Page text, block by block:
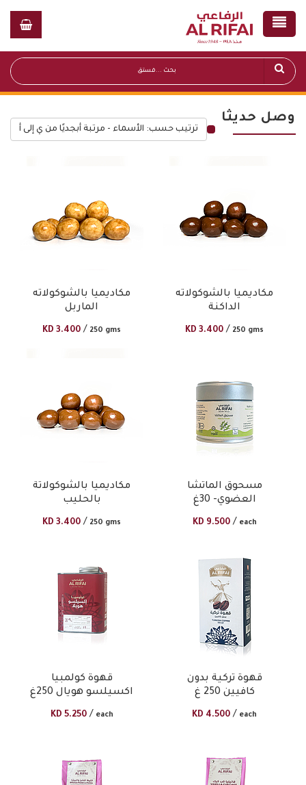
وصل حديثا
ترتيب حسب: الأسماء - مرتبة أبجديًا من ي إلى أ
مكاديميا بالشوكولاته
الماربل
KD 3.400 / 250 gms
مكاديميا بالشوكولاته
الداكنة
KD 3.400 / 250 gms
مكاديميا بالشوكولاتة
بالحليب
KD 3.400 / 250 gms
مسحوق الماتشا
العضوي- 30غ
KD 9.500 / each
قهوة كولمبيا
اكسيلسو هويال 250غ
KD 5.250 / each
قهوة تركية بدون
كافيين 250 غ​
KD 4.500 / each